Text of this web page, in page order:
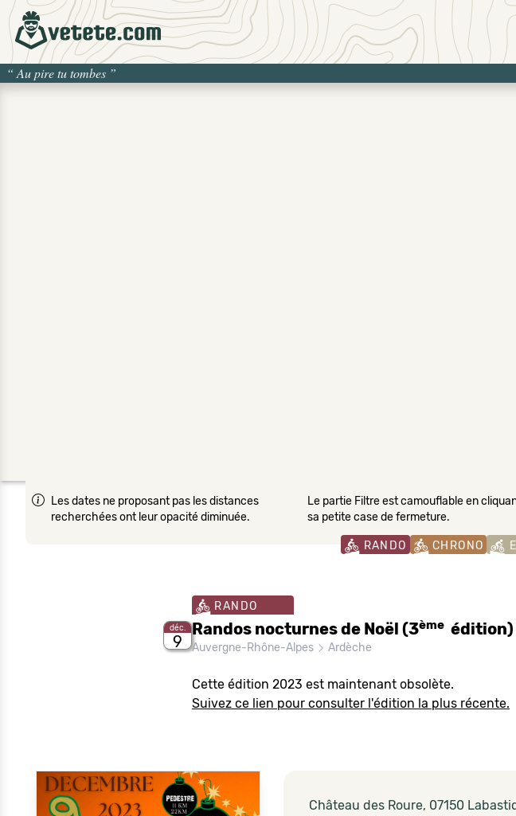
“ Au pire tu tombes ”
Les dates ne proposant pas les distances
recherchées ont leur opacité diminuée.
Le partie Filtre est camouflable en
sa petite case de fermeture.
RANDO CHRONO
déc.
9
RANDO
Randos nocturnes de Noël (3ème édition)
Auvergne-Rhône-Alpes Ardèche
Cette édition 2023 est maintenant obsolète.
Suivez ce lien pour consulter l'édition la plus récente.
Château des Roure, 07150